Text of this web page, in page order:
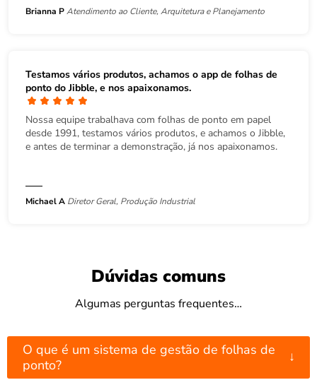
Brianna PAtendimento ao Cliente, Arquitetura e Planejamento
Testamos vários produtos, achamos o app de folhas de
ponto do Jibble, e nos apaixonamos.
Nossa equipe trabalhava com folhas de ponto em papel
desde 1991, testamos vários produtos, e achamos o Jibble,
e antes de terminar a demonstração, já nos apaixonamos.
Michael A Diretor Geral, Produção Industrial
Dúvidas comuns
Algumas perguntas frequentes…
O que é um sistema de gestão de folhas de
ponto?
↓